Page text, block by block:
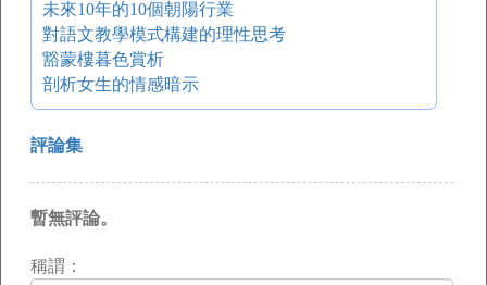
未來10年的10個朝陽行業
對語文教學模式構建的理性思考
豁蒙樓暮色賞析
剖析女生的情感暗示
評論集
暫無評論。
稱謂：